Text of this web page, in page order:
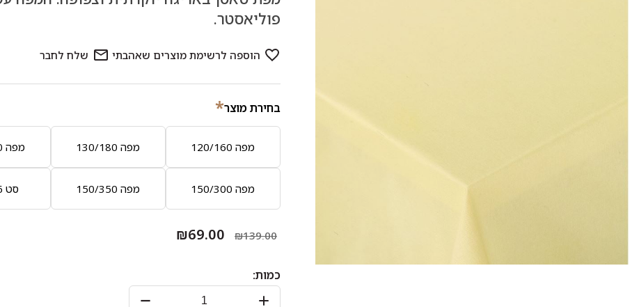
פוליאסטר.
בחירת מוצר*
מפה 120/160 מפה 130/180 מפה 150/150
מפה 150/300 מפה 150/350 סט 6 מפיות
₪139.00
₪69.00
כמות: